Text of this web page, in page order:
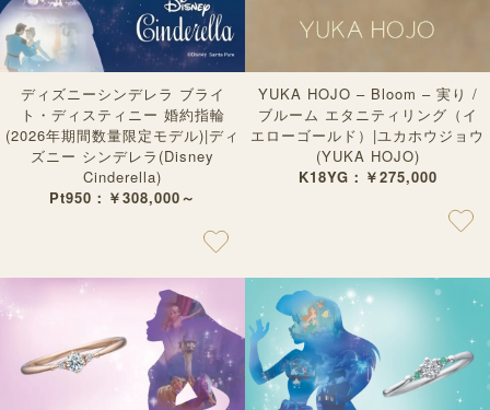
ディズニーシンデレラ ブライ
ト・ディスティニー 婚約指輪
(2026年期間数量限定モデル)|ディ
ズニー シンデレラ(Disney
Cinderella)
Pt950：￥308,000～
YUKA HOJO – Bloom – 実り /
ブルーム エタニティリング（イ
エローゴールド）|ユカホウジョウ
(YUKA HOJO)
K18YG：￥275,000